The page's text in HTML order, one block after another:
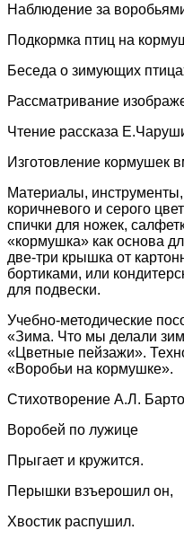
Наблюдение за
Подкормка птиц на
Беседа о зимующих
Рассматривание
Чтение рассказа
Изготовление кормушек
Материалы,
коричневого и серого
спички для ножек,
«кормушка» как основа
две-три крышка от
бортиками, или
для подвески.
Учебно-методические
«Зима. Что мы делали
«Цветные пейзажи».
«Воробьи на кормушке».
Стихотворение А.Л.
Воробей по лужице
Прыгает и кружится.
Перышки взъерошил он,
Хвостик распушил.